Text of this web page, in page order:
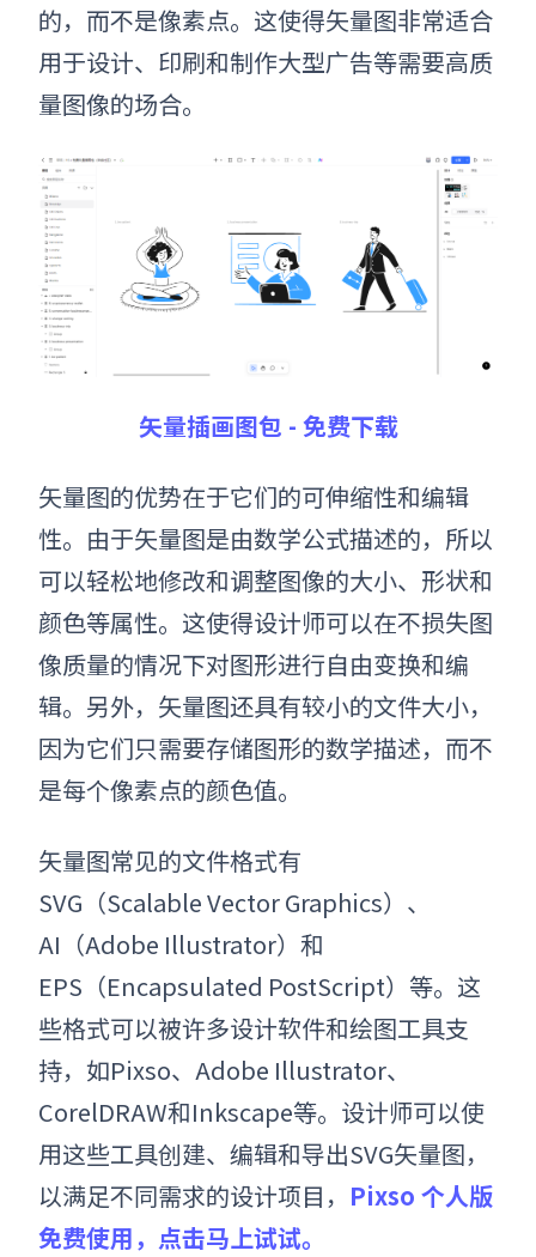
的，而不是像素点。这使得矢量图非常适合
用于设计、印刷和制作大型广告等需要高质
量图像的场合。
矢量插画图包 - 免费下载
矢量图的优势在于它们的可伸缩性和编辑
性。由于矢量图是由数学公式描述的，所以
可以轻松地修改和调整图像的大小、形状和
颜色等属性。这使得设计师可以在不损失图
像质量的情况下对图形进行自由变换和编
辑。另外，矢量图还具有较小的文件大小，
因为它们只需要存储图形的数学描述，而不
是每个像素点的颜色值。
矢量图常见的文件格式有
SVG（Scalable Vector Graphics）、
AI（Adobe Illustrator）和
EPS（Encapsulated PostScript）等。这
些格式可以被许多设计软件和绘图工具支
持，如Pixso、 Adobe Illustrator、
CorelDRAW和Inkscape等。设计师可以使
用这些工具创建、编辑和导出SVG矢量图，
以满足不同需求的设计项目 ， Pixso 个人版
免费使用，点击马上试试。